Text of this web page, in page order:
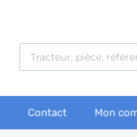
Contact Mon